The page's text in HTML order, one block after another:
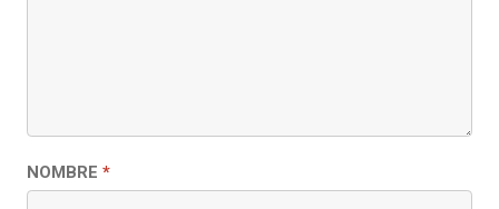
NOMBRE *